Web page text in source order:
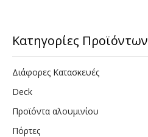
Κατηγορίες Προϊόντων
Διάφορες Κατασκευές
Deck
Προϊόντα αλουμινίου
Πόρτες